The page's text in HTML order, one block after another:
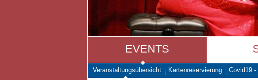
EVENTS
Veranstaltungsübersicht Kartenreservierung Covid19